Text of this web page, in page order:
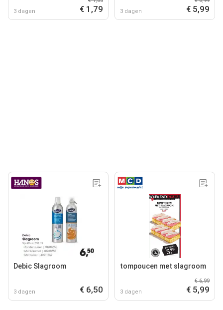
3 dagen € 1,79 3 dagen € 5,99
Debic Slagroom
3 dagen € 6,50
tompoucen met slagroom
3 dagen
€ 6,99
€ 5,99